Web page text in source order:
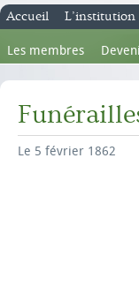
Accueil L’institution
Les membres
Le 5 février 1862